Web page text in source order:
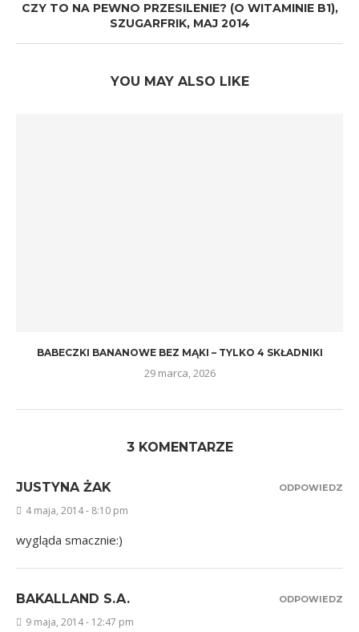
CZY TO NA PEWNO PRZESILENIE? (O WITAMINIE B1),
SZUGARFRIK, MAJ 2014
YOU MAY ALSO LIKE
BABECZKI BANANOWE BEZ MĄKI – TYLKO 4 SKŁADNIKI
29 marca, 2026
3 KOMENTARZE
JUSTYNA ŻAK
4 maja, 2014 - 8:10 pm
wygląda smacznie:)
ODPOWIEDZ
BAKALLAND S.A.
9 maja, 2014 - 12:47 pm
ODPOWIEDZ